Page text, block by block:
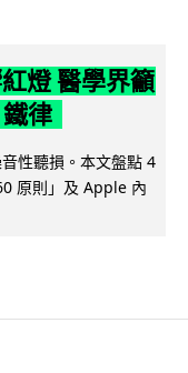
燈 醫學界籲
律
性聽損。本文盤點 4
原則」及 Apple 內